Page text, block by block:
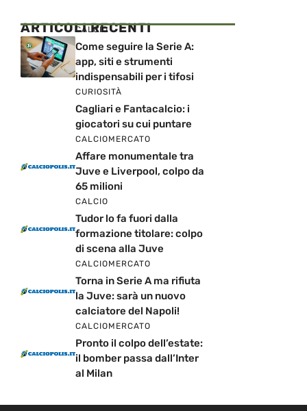
ARTICOLI RECENTI
CALCIO
Come seguire la Serie A:
app, siti e strumenti
indispensabili per i tifosi
CURIOSITÀ
Cagliari e Fantacalcio: i
giocatori su cui puntare
CALCIOMERCATO
Affare monumentale tra
Juve e Liverpool, colpo da
65 milioni
CALCIO
Tudor lo fa fuori dalla
formazione titolare: colpo
di scena alla Juve
CALCIOMERCATO
Torna in Serie A ma rifiuta
la Juve: sarà un nuovo
calciatore del Napoli!
CALCIOMERCATO
Pronto il colpo dell’estate:
il bomber passa dall’Inter
al Milan